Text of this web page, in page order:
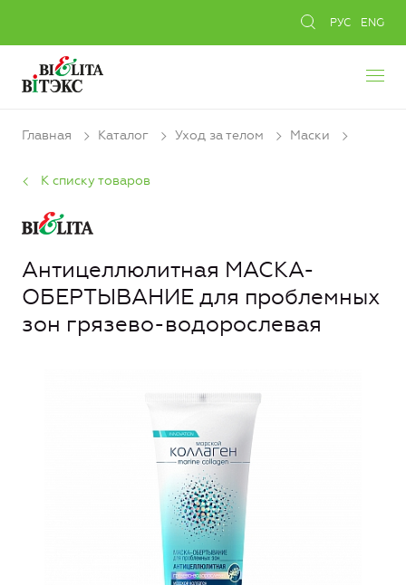
РУС ENG
Главная Каталог Уход за телом Маски
К списку товаров
Антицеллюлитная МАСКА-
ОБЕРТЫВАНИЕ для проблемных
зон грязево-водорослевая